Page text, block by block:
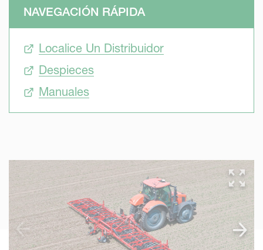
NAVEGACIÓN RÁPIDA
Localice Un Distribuidor
Despieces
Manuales